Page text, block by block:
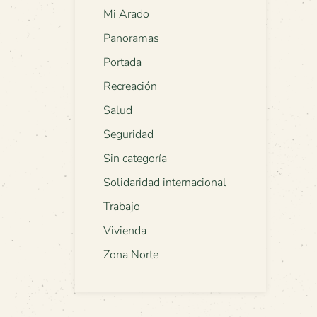
Mi Arado
Panoramas
Portada
Recreación
Salud
Seguridad
Sin categoría
Solidaridad internacional
Trabajo
Vivienda
Zona Norte